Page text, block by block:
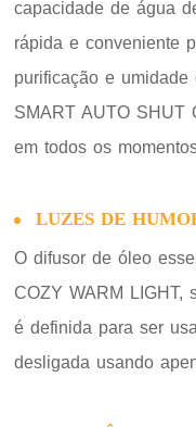
capacidade de água
rápida e conveniente
purificação e
SMART AUTO SHUT
em todos os
LUZES DE
O difusor de óleo
COZY WARM LIGHT,
é definida para ser
desligada usando